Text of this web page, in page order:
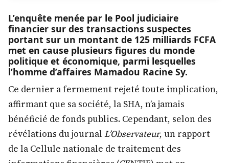
L’enquête menée par le Pool judiciaire
financier sur des transactions suspectes
portant sur un montant de 125 milliards FCFA
met en cause plusieurs figures du monde
politique et économique, parmi lesquelles
l’homme d’affaires Mamadou Racine Sy.
Ce dernier a fermement rejeté toute implication,
affirmant que sa société, la SHA, n’a jamais
bénéficié de fonds publics. Cependant, selon des
révélations du journal L’Observateur, un rapport
de la Cellule nationale de traitement des